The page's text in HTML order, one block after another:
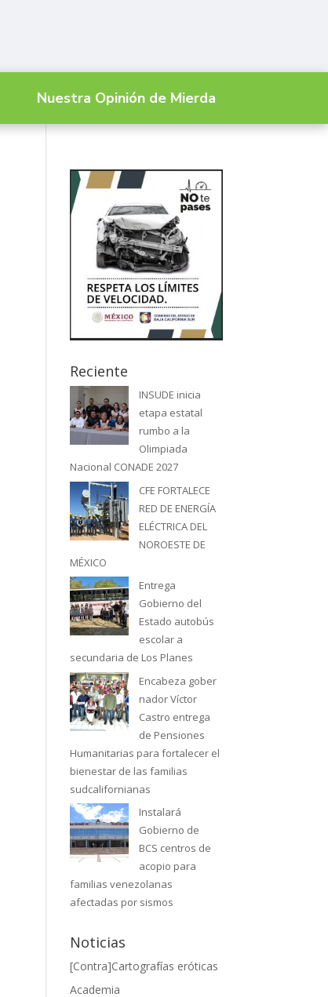
Nuestra Opinión de Mierda
Reciente
INSUDE inicia
etapa estatal
rumbo a la
Olimpiada
Nacional CONADE 2027
CFE FORTALECE
RED DE ENERGÍA
ELÉCTRICA DEL
NOROESTE DE
MÉXICO
Entrega
Gobierno del
Estado autobús
escolar a
secundaria de Los Planes
Encabeza gober
nador Víctor
Castro entrega
de Pensiones
Humanitarias para fortalecer el
bienestar de las familias
sudcalifornianas
Instalará
Gobierno de
BCS centros de
acopio para
familias venezolanas
afectadas por sismos
Noticias
[Contra]Cartografías eróticas
Academia